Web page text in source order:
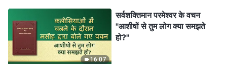
16:07
सर्वशक्तिमान परमेश्वर के वचन
"आशीषों से तुम लोग क्या समझते
हो?"